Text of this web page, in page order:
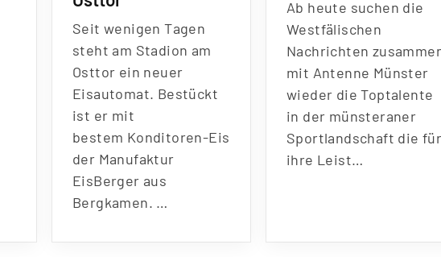
Seit wenigen Tagen
steht am Stadion am
Osttor ein neuer
Eisautomat. Bestückt
ist er mit
bestem Konditoren-Eis
der Manufaktur
EisBerger aus
Bergkamen. …
Ab heute suchen die
Westfälischen
Nachrichten
mit Antenne Münster
wieder die Toptalente
in der münsteraner
Sportlandschaft die
ihre Leist…